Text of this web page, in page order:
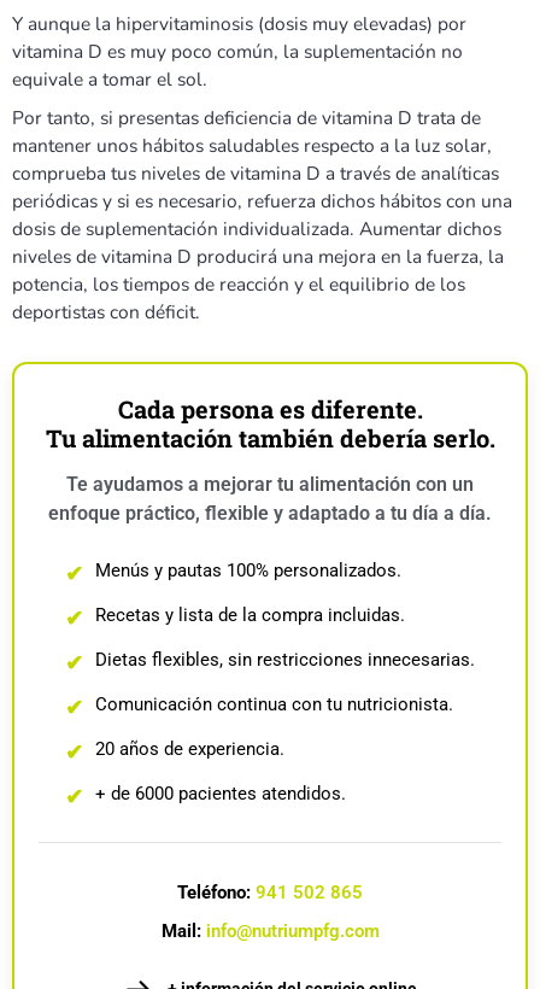
Y aunque la hipervitaminosis (dosis muy elevadas) por
vitamina D es muy poco común, la suplementación no
equivale a tomar el sol.
Por tanto, si presentas deficiencia de vitamina D trata de
mantener unos hábitos saludables respecto a la luz solar,
comprueba tus niveles de vitamina D a través de analíticas
periódicas y si es necesario, refuerza dichos hábitos con una
dosis de suplementación individualizada. Aumentar dichos
niveles de vitamina D producirá una mejora en la fuerza, la
potencia, los tiempos de reacción y el equilibrio de los
deportistas con déficit.
Cada persona es diferente.
Tu alimentación también debería serlo.
Te ayudamos a mejorar tu alimentación con un
enfoque práctico, flexible y adaptado a tu día a día.
✔ Menús y pautas 100% personalizados.
✔ Recetas y lista de la compra incluidas.
✔ Dietas flexibles, sin restricciones innecesarias.
✔ Comunicación continua con tu nutricionista.
✔ 20 años de experiencia.
✔ + de 6000 pacientes atendidos.
Teléfono: 941 502 865
Mail: info@nutriumpfg.com